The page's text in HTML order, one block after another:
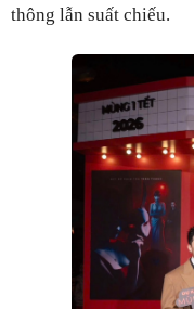
thông lẫn suất chiếu.